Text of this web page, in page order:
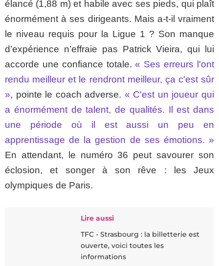
élancé (1,88 m) et habile avec ses pieds, qui plaît
énormément à ses dirigeants. Mais a-t-il vraiment
le niveau requis pour la Ligue 1 ? Son manque
d’expérience n’effraie pas Patrick Vieira, qui lui
accorde une confiance totale. « Ses erreurs l'ont
rendu meilleur et le rendront meilleur, ça c'est sûr
», pointe le coach adverse. « C'est un joueur qui
a énormément de talent, de qualités. Il est dans
une période où il est aussi un peu en
apprentissage de la gestion de ses émotions. »
En attendant, le numéro 36 peut savourer son
éclosion, et songer à son rêve : les Jeux
olympiques de Paris.
Lire aussi
TFC - Strasbourg : la billetterie est
ouverte, voici toutes les
informations